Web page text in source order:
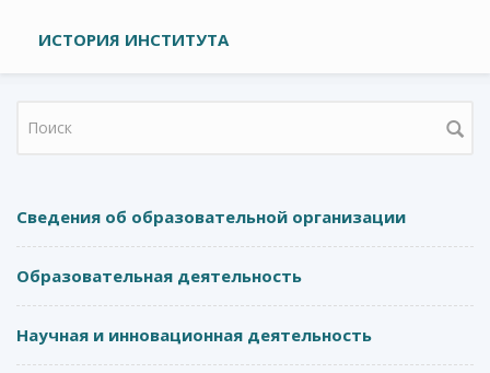
ИСТОРИЯ ИНСТИТУТА
Форма поиска
Сведения об образовательной организации
Образовательная деятельность
Научная и инновационная деятельность